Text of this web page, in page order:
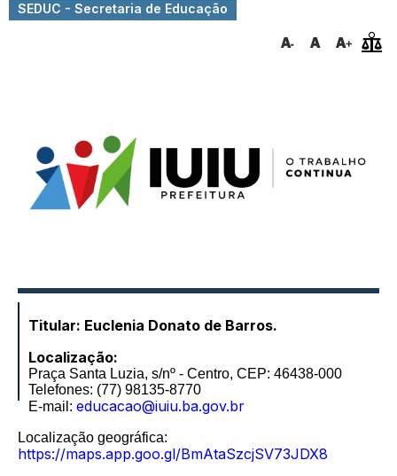
SEDUC - Secretaria de Educação
Titular: Euclenia Donato de Barros.
Localização:
Praça Santa Luzia, s/nº - Centro, CEP: 46438-000
Telefones: (77) 98135-8770
E-mail: educacao@iuiu.ba.gov.br
Localização geográfica:
https://maps.app.goo.gl/BmAtaSzcjSV73JDX8